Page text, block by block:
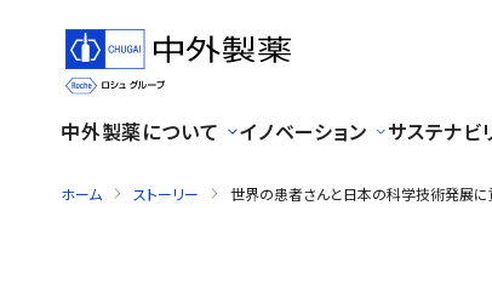
中外製薬について イノベーション サステナビ
ホーム ストーリー 世界の患者さんと日本の科学技術発展に